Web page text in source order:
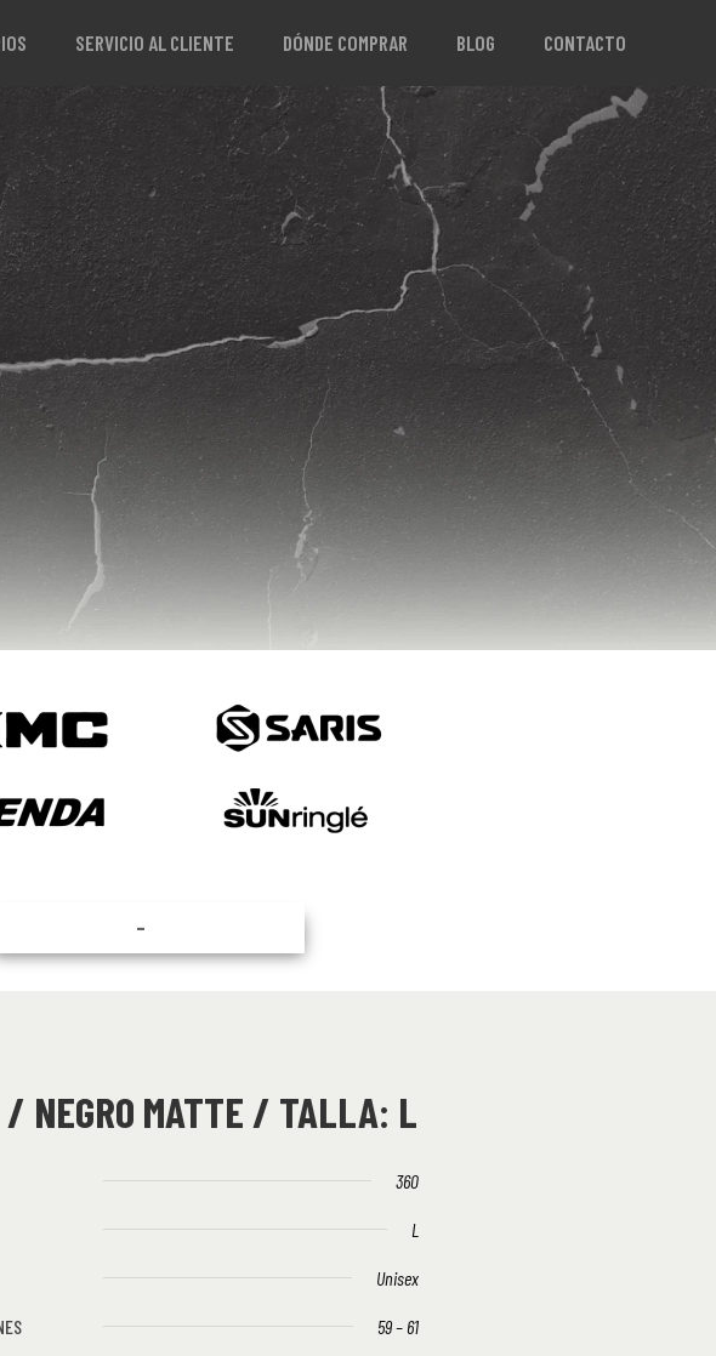
SERVICIO AL CLIENTE DÓNDE COMPRAR BLOG CONTACTO
–
/ NEGRO MATTE / TALLA: L
360
L
Unisex
59 – 61